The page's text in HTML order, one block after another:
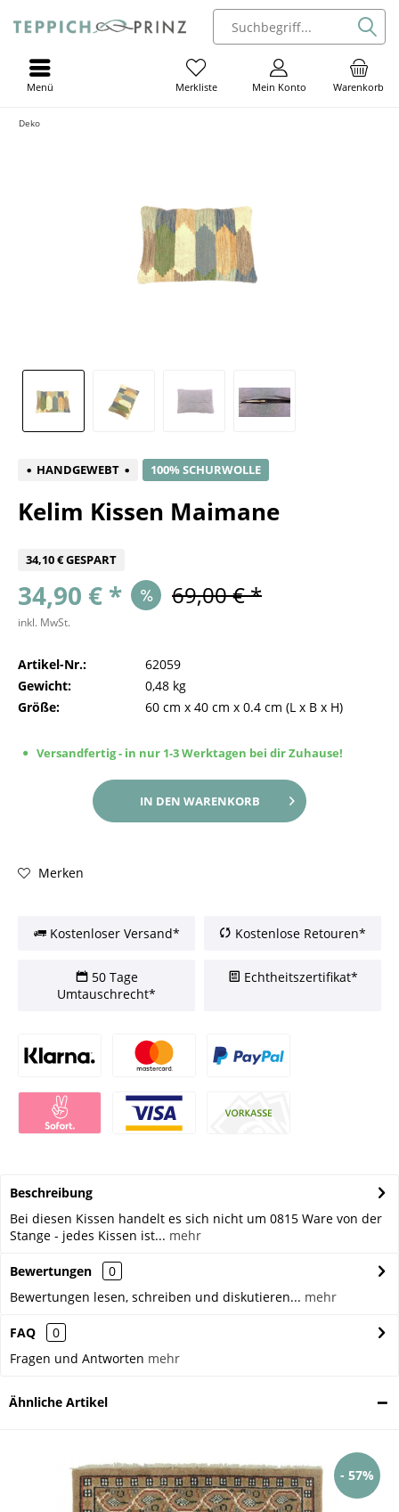
Warenkorb
Mein Konto
Merkliste
Menü
Deko
HANDGEWEBT 100% SCHURWOLLE
Kelim Kissen Maimane
34,10 € GESPART
34,90 € * 69,00 € *
inkl. MwSt.
Artikel-Nr.:
62059
Gewicht:
0,48 kg
Größe:
60 cm x 40 cm x 0.4 cm (L x B x H)
Versandfertig - in nur 1-3 Werktagen bei dir Zuhause!
IN DEN WARENKORB
Merken
Kostenloser Versand* Kostenlose Retouren*
50 Tage
Umtauschrecht*
Echtheitszertifikat*
Beschreibung
Bei diesen Kissen handelt es sich nicht um 0815 Ware von der
Stange - jedes Kissen ist... mehr
Bewertungen
0
Bewertungen lesen, schreiben und diskutieren... mehr
FAQ
0
Fragen und Antworten mehr
Ähnliche Artikel
- 57%